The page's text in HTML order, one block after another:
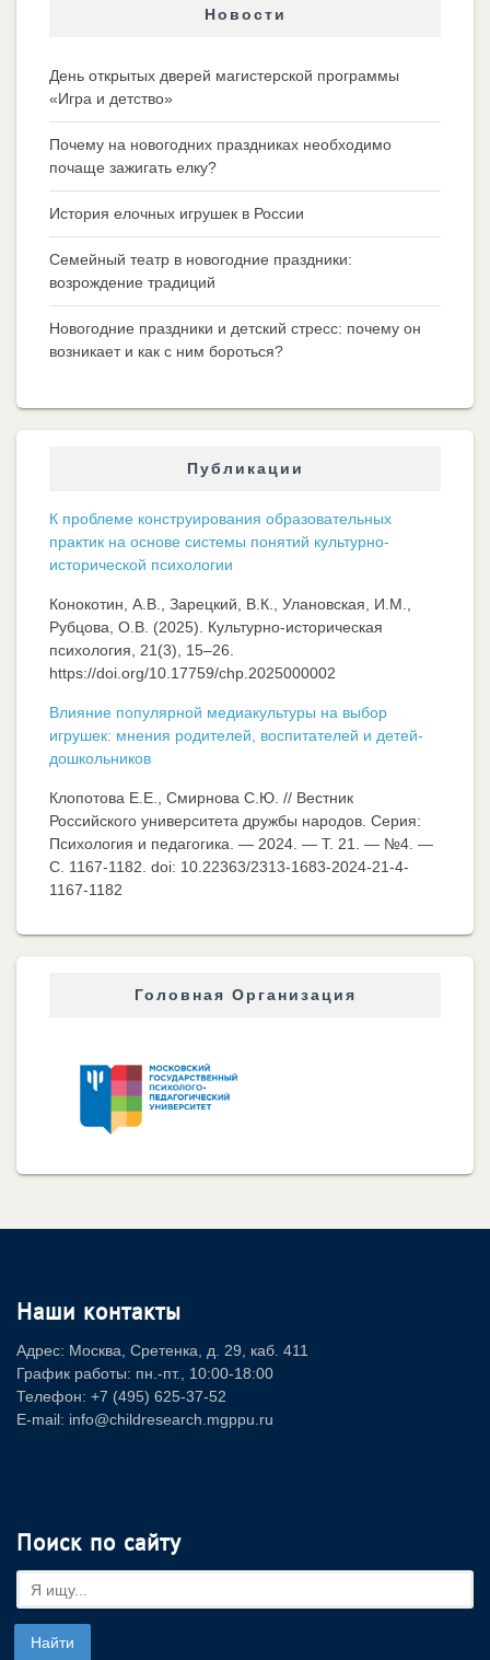
Новости
День открытых дверей магистерской программы
«Игра и детство»
Почему на новогодних праздниках необходимо
почаще зажигать елку?
История елочных игрушек в России
Семейный театр в новогодние праздники:
возрождение традиций
Новогодние праздники и детский стресс: почему он
возникает и как с ним бороться?
Публикации
К проблеме конструирования образовательных
практик на основе системы понятий культурно-
исторической психологии
Конокотин, А.В., Зарецкий, В.К., Улановская, И.М.,
Рубцова, О.В. (2025). Культурно-историческая
психология, 21(3), 15–26.
https://doi.org/10.17759/chp.2025000002
Влияние популярной медиакультуры на выбор
игрушек: мнения родителей, воспитателей и детей-
дошкольников
Клопотова Е.Е., Смирнова С.Ю. // Вестник
Российского университета дружбы народов. Серия:
Психология и педагогика. — 2024. — Т. 21. — №4. —
C. 1167-1182. doi: 10.22363/2313-1683-2024-21-4-
1167-1182
Головная Организация
Наши контакты
Адрес: Москва, Сретенка, д. 29, каб. 411
График работы: пн.-пт., 10:00-18:00
Телефон: +7 (495) 625-37-52
E-mail: info@childresearch.mgppu.ru
Поиск по сайту